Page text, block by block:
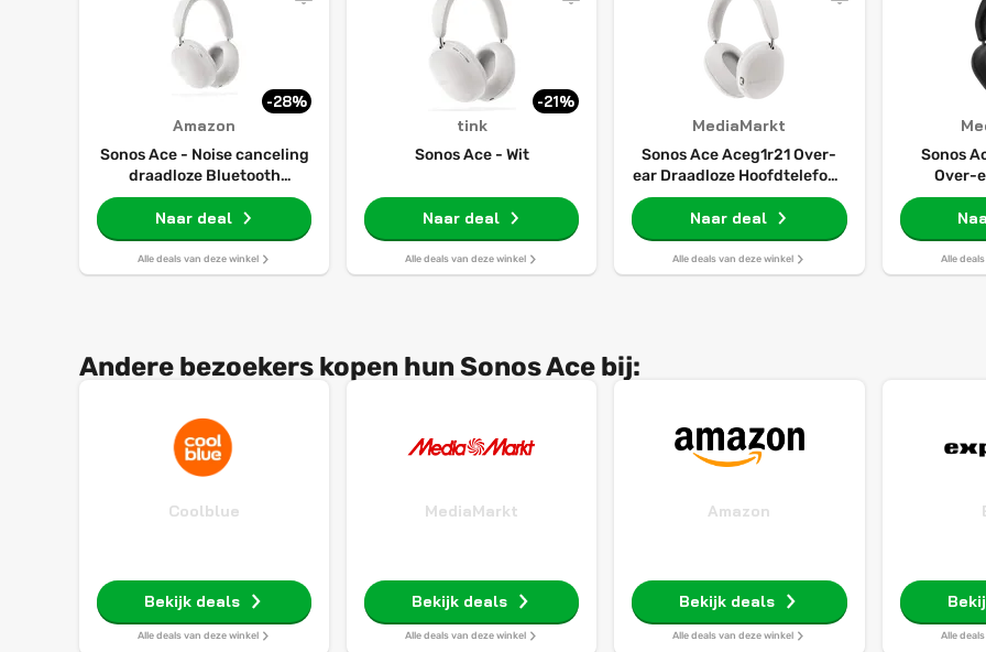
-28%
Amazon
Sonos Ace - Noise canceling
draadloze Bluetooth
koptelefoon - tot 30 uur
batterij - Spatial Audio,
dynamische head tracking -
wit
Naar deal
Alle deals van deze winkel
-21%
tink
Sonos Ace - Wit
Naar deal
Alle deals van deze winkel
MediaMarkt
Sonos Ace Aceg1r21 Over-
ear Draadloze Hoofdtelefoon
Met Noise-cancelling Wit
Naar deal
Alle deals van deze winkel
Sonos
Over-
Alle
Andere bezoekers kopen hun Sonos Ace bij:
Coolblue
Bekijk deals
Alle deals van deze winkel
MediaMarkt
Bekijk deals
Alle deals van deze winkel
Amazon
Bekijk deals
Alle deals van deze winkel Alle